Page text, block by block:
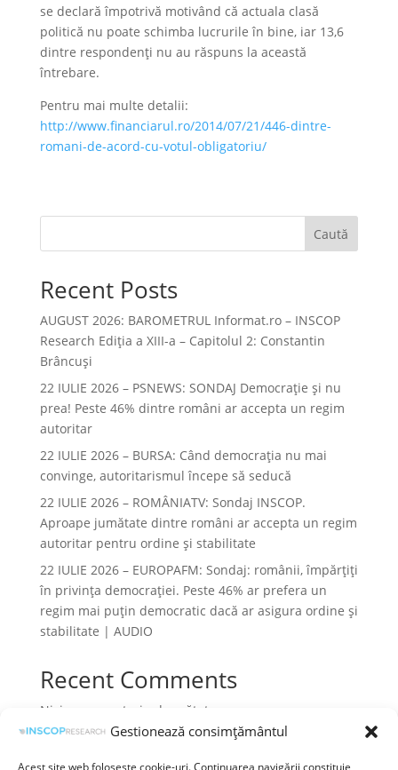
Gestionează consimțământul
Acest site web folosește cookie-uri. Continuarea navigării constituie
se declară împotrivă motivând că actuala clasă
politică nu poate schimba lucrurile în bine, iar 13,6
dintre respondenți nu au răspuns la această
întrebare.
Pentru mai multe detalii:
http://www.financiarul.ro/2014/07/21/446-dintre-
romani-de-acord-cu-votul-obligatoriu/
Caută
Recent Posts
AUGUST 2026: BAROMETRUL Informat.ro – INSCOP
Research Ediția a XIII-a – Capitolul 2: Constantin
Brâncuși
22 IULIE 2026 – PSNEWS: SONDAJ Democrație și nu
prea! Peste 46% dintre români ar accepta un regim
autoritar
22 IULIE 2026 – BURSA: Când democraţia nu mai
convinge, autoritarismul începe să seducă
22 IULIE 2026 – ROMÂNIATV: Sondaj INSCOP.
Aproape jumătate dintre români ar accepta un regim
autoritar pentru ordine și stabilitate
22 IULIE 2026 – EUROPAFM: Sondaj: românii, împărțiți
în privința democrației. Peste 46% ar prefera un
regim mai puțin democratic dacă ar asigura ordine și
stabilitate | AUDIO
Recent Comments
Niciun comentariu de arătat.